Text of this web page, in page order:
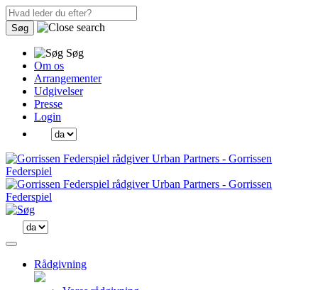
Søg
Søg
Om os
Arrangementer
Udgivelser
Presse
Login
Rådgivning